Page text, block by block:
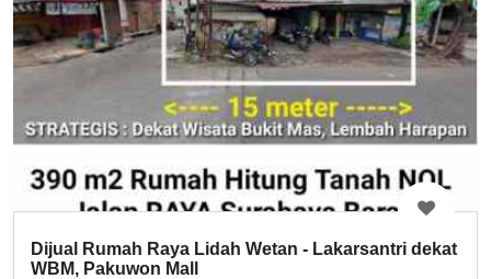
Dijual Rumah Raya Lidah Wetan - Lakarsantri dekat
WBM, Pakuwon Mall